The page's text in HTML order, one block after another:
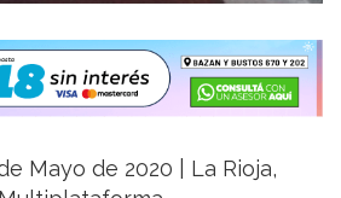
Mayo de 2020 | La Rioja,